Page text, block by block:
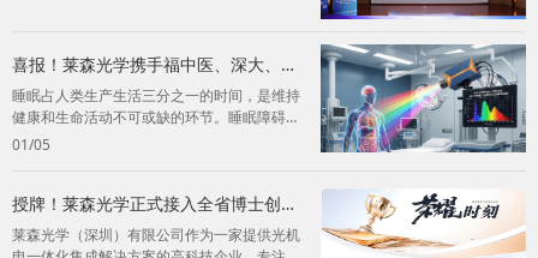
喜报！莱森光学携手福中医、深大、福
康医院共获福建省科技进步二等奖，点
亮老年睡眠康复新里程
睡眠占人类生产生活三分之一的时间，是维持
健康和生命活动不可或缺的环节。睡眠障碍作
为健康老龄化常见问题之一，严重影响老年
01/05
授牌！莱森光学正式接入全省博士创新
站资源网络，共探讨产研新路径，赋能
广东经济高质量发展
莱森光学（深圳）有限公司作为一家提供光机